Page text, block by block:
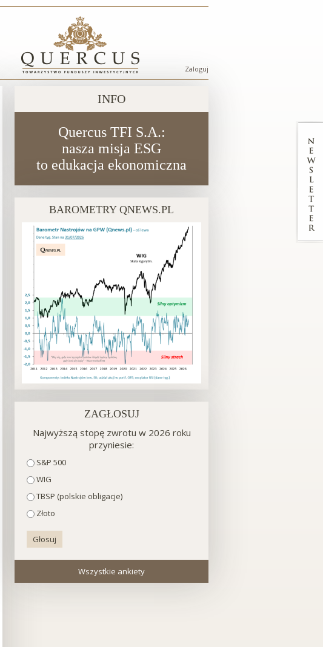
Menu
Zaloguj
INFO
Quercus TFI S.A.:
nasza misja ESG
to edukacja ekonomiczna
BAROMETRY QNEWS.PL
ZAGŁOSUJ
Najwyższą stopę zwrotu w 2026 roku
przyniesie:
Wybory
S&P 500
WIG
TBSP (polskie obligacje)
Złoto
Wszystkie ankiety